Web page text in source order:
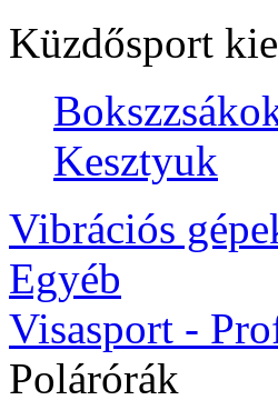
Küzdősport
Kesztyuk
Vibrációs
Egyéb
Visasport -
Polárórák